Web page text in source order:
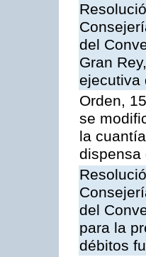
del
Gran
ejecutiva
Orden,
se
la
dispensa
del
para la
débitos